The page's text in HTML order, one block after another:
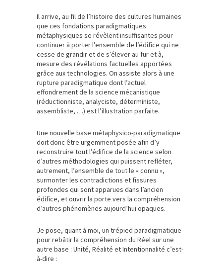
Il arrive, au fil de l’histoire des cultures humaines
que ces fondations paradigmatiques
métaphysiques se révèlent insuffisantes pour
continuer à porter l’ensemble de l’édifice qui ne
cesse de grandir et de s’élever au fur et à,
mesure des révélations factuelles apportées
grâce aux technologies. On assiste alors à une
rupture paradigmatique dont l’actuel
effondrement de la science mécanistique
(réductionniste, analyciste, déterministe,
assembliste, …) est l’illustration parfaite.
Une nouvelle base métaphysico-paradigmatique
doit donc être urgemment posée afin d’y
reconstruire tout l’édifice de la science selon
d’autres méthodologies qui puissent refléter,
autrement, l’ensemble de tout le « connu »,
surmonter les contradictions et fissures
profondes qui sont apparues dans l’ancien
édifice, et ouvrir la porte vers la compréhension
d’autres phénomènes aujourd’hui opaques.
Je pose, quant à moi, un trépied paradigmatique
pour rebâtir la compréhension du Réel sur une
autre base : Unité, Réalité et Intentionnalité c’est-
à-dire :